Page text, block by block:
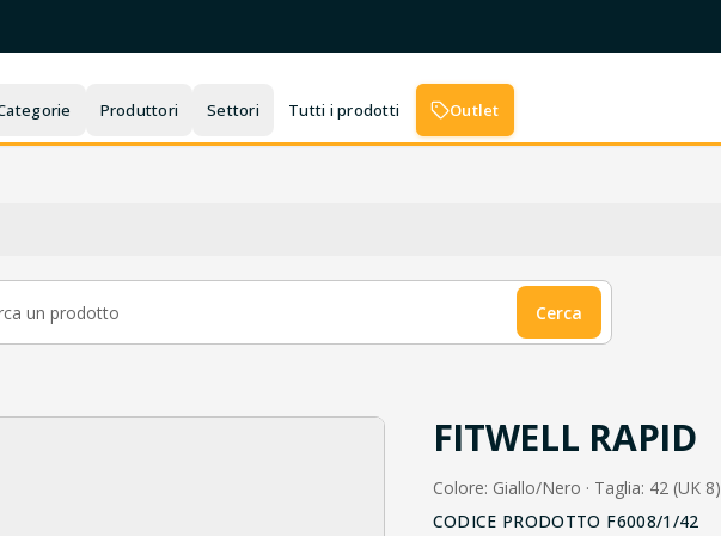
Produttori Settori Tutti i prodotti Outlet
Cerca
FITWELL RAPID
Colore: Giallo/Nero · Taglia: 42 (UK 8)
CODICE PRODOTTO F6008/1/42